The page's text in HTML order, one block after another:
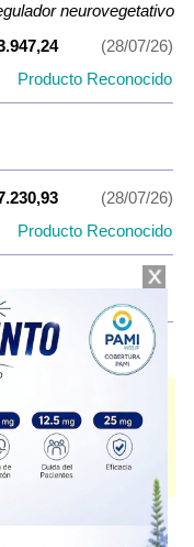
neurovegetativo
(28/07/26)
Producto Reconocido
(28/07/26)
Producto Reconocido
Gadory cuenta con 2
PAMI.